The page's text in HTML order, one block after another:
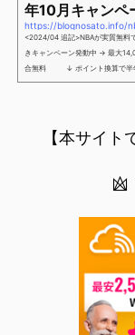
年10月キャンペ
https://blognosato.info/
<2024/04 追記>NBAが実質無料
きキャンペーン発動中 → 最大
合無料 ↓ ポイント換算で半年
NBAを見る方法」が「楽天モバ
【本サイト